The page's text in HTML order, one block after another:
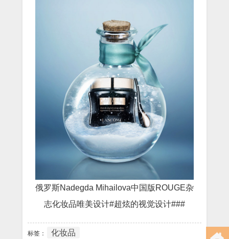
俄罗斯Nadegda Mihailova中国版ROUGE杂
志化妆品唯美设计#超炫的视觉设计###
标签： 化妆品